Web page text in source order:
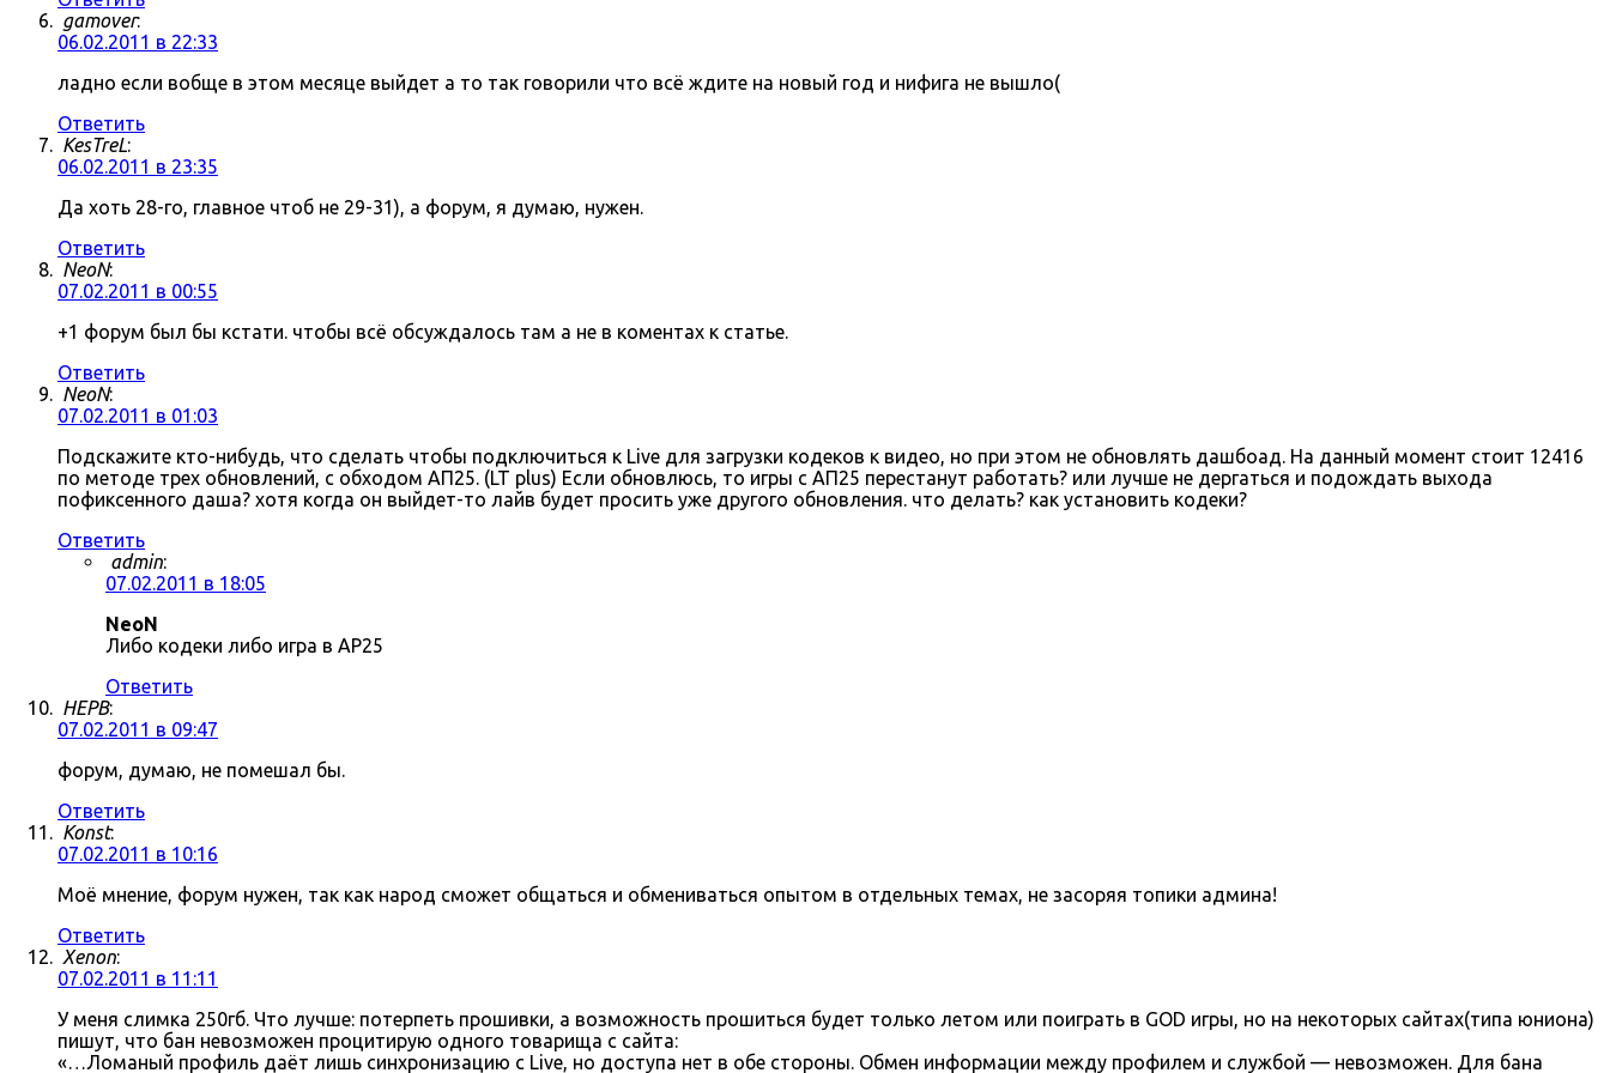
gamover:
06.02.2011 в 22:33
ладно если вобще в этом месяце выйдет а то так говорили что всё ждите на новый год и нифига не вышло(
Ответить
KesTreL:
06.02.2011 в 23:35
Да хоть 28-го, главное чтоб не 29-31), а форум, я думаю, нужен.
Ответить
NeoN:
07.02.2011 в 00:55
+1 форум был бы кстати. чтобы всё обсуждалось там а не в коментах к статье.
Ответить
NeoN:
07.02.2011 в 01:03
Подскажите кто-нибудь, что сделать чтобы подключиться к Live для загрузки кодеков к видео, но при этом не обновлять дашбоад. На данный момент стоит 12416
по методе трех обновлений, с обходом АП25. (LT plus) Если обновлюсь, то игры с АП25 перестанут работать? или лучше не дергаться и подождать выхода
пофиксенного даша? хотя когда он выйдет-то лайв будет просить уже другого обновления. что делать? как установить кодеки?
Ответить
admin:
07.02.2011 в 18:05
NeoN
Либо кодеки либо игра в AP25
Ответить
HEPB:
07.02.2011 в 09:47
форум, думаю, не помешал бы.
Ответить
Konst:
07.02.2011 в 10:16
Моё мнение, форум нужен, так как народ сможет общаться и обмениваться опытом в отдельных темах, не засоряя топики админа!
Ответить
Xenon:
07.02.2011 в 11:11
У меня слимка 250гб. Что лучше: потерпеть прошивки, а возможность прошиться будет только летом или поиграть в GOD игры, но на некоторых сайтах(типа юниона)
пишут, что бан невозможен процитирую одного товарища с сайта:
«…Ломаный профиль даёт лишь синхронизацию с Live, но доступа нет в обе стороны. Обмен информации между профилем и службой — невозможен. Для бана